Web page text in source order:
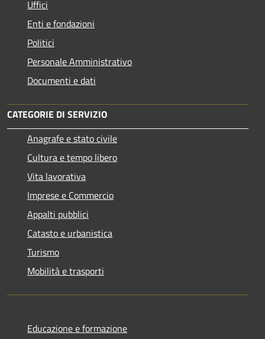
Uffici
Enti e fondazioni
Politici
Personale Amministrativo
Documenti e dati
CATEGORIE DI SERVIZIO
Anagrafe e stato civile
Cultura e tempo libero
Vita lavorativa
Imprese e Commercio
Appalti pubblici
Catasto e urbanistica
Turismo
Mobilità e trasporti
Educazione e formazione